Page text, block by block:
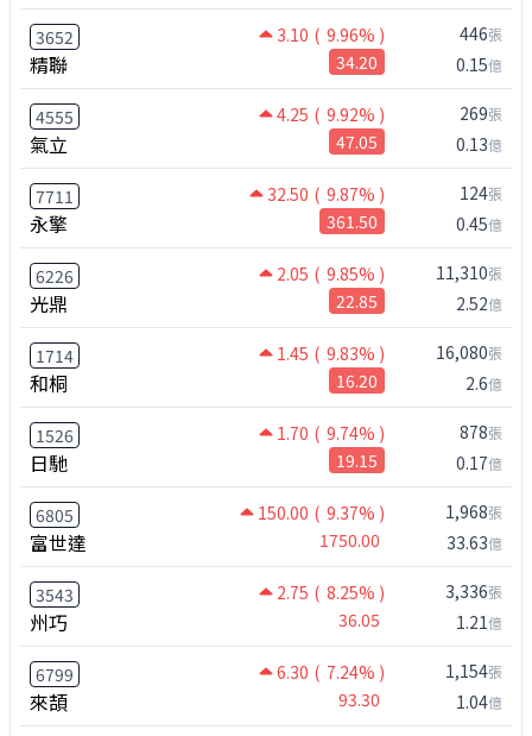
3652 3.10 ( 9.96% )
精聯 34.20
446張
0.15億
4555 4.25 ( 9.92% )
氣立 47.05
269張
0.13億
7711 32.50 ( 9.87% )
永擎 361.50
124張
0.45億
6226 2.05 ( 9.85% )
光鼎 22.85
11,310張
2.52億
1714 1.45 ( 9.83% )
和桐 16.20
16,080張
2.6億
1526 1.70 ( 9.74% )
日馳 19.15
878張
0.17億
6805 150.00 ( 9.37% )
富世達 1750.00
1,968張
33.63億
3543 2.75 ( 8.25% )
州巧 36.05
3,336張
1.21億
6799 6.30 ( 7.24% )
來頡 93.30
1,154張
1.04億